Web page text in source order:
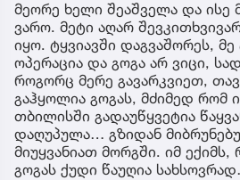
მეორე ხელი შეაშველა და ისე
ვარო. მეტი აღარ
იყო. ტყვიავში დაგვაშორეს, მე
ოპერაცია და გოგა არ ვიცი,
როგორც მერე გავარკვიეთ,
გაჰყოლია გოგას, მძიმედ რომ
თბილისში გადაუწყვეტია
დაღუპულა… გზიდან
მიუყვანიათ მორგში. იმ
გოგას ქუდი წაუღია